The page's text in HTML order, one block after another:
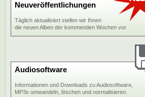
Neuveröffentlichungen
Täglich aktualisiert stellen wir Ihnen
die neuen Alben der kommenden Wochen vor.
Audiosoftware
Informationen und Downloads zu Audiosoftware,
MP3s umwandeln, löschen und normalisieren.